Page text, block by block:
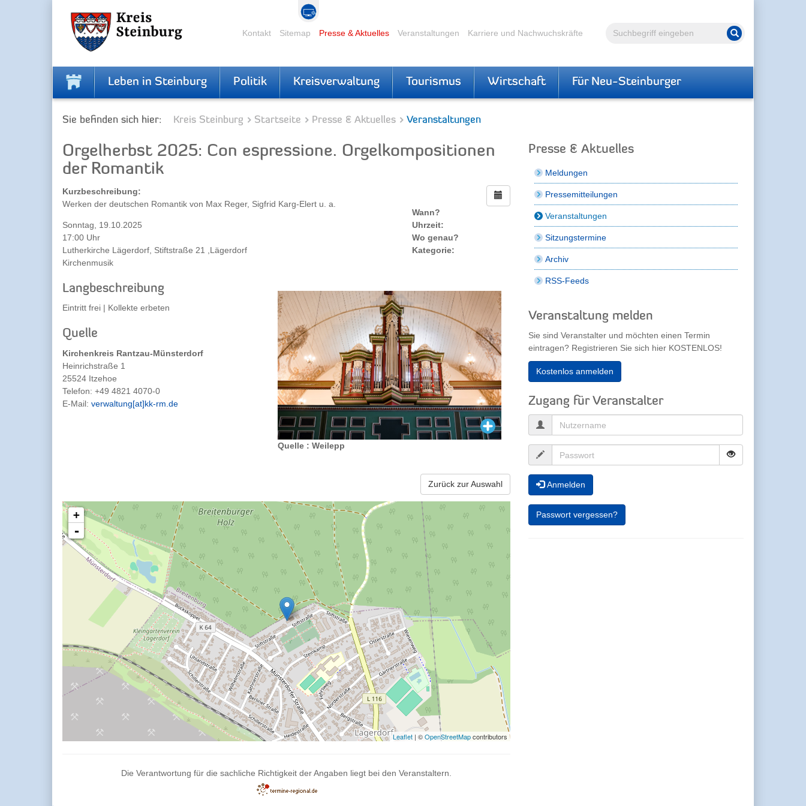
Volltextsuche Suche starten
Kontakt Sitemap Presse & Aktuelles Veranstaltungen Karriere und Nachwuchskräfte
Leben in Steinburg Politik Kreisverwaltung Tourismus Wirtschaft Für Neu-Steinburger
Sie befinden sich hier: Kreis Steinburg Startseite Presse & Aktuelles Veranstaltungen
Orgelherbst 2025: Con espressione. Orgelkompositionen
der Romantik
Kurzbeschreibung:
Werken der deutschen Romantik von Max Reger, Sigfrid Karg-Elert u. a.
Wann?
Sonntag, 19.10.2025
Uhrzeit:
17:00 Uhr
Wo genau?
Lutherkirche Lägerdorf, Stiftstraße 21 ,Lägerdorf
Kategorie:
Kirchenmusik
Quelle : Weilepp
Langbeschreibung
Eintritt frei | Kollekte erbeten
Quelle
Kirchenkreis Rantzau-Münsterdorf
Heinrichstraße 1
25524 Itzehoe
Telefon: +49 4821 4070-0
E-Mail: verwaltung[at]kk-rm.de
Zurück zur Auswahl
+
-
Leaflet | ©OpenStreetMapcontributors
Die Verantwortung für die sachliche Richtigkeit der Angaben liegt bei den Veranstaltern.
Presse & Aktuelles
Meldungen
Pressemitteilungen
Veranstaltungen
Sitzungstermine
Archiv
RSS-Feeds
Veranstaltung melden
Sie sind Veranstalter und möchten einen Termin
eintragen? Registrieren Sie sich hier KOSTENLOS!
Kostenlos anmelden
Zugang für Veranstalter
Anmelden
Passwort vergessen?